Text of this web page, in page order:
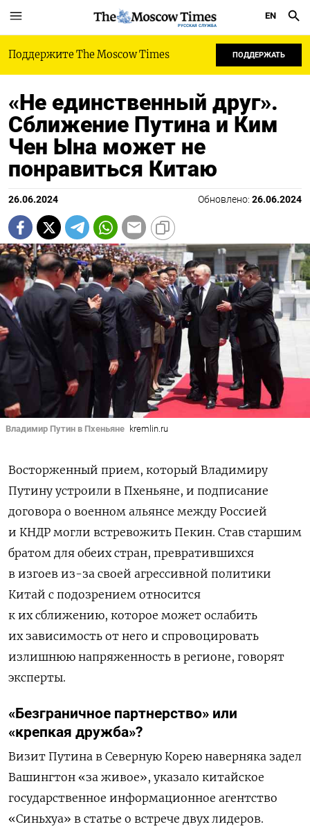
РУССКАЯ СЛУЖБА
EN
Поддержите The Moscow Times ПОДДЕРЖАТЬ
«Не единственный друг».
Сближение Путина и Ким
Чен Ына может не
понравиться Китаю
26.06.2024 Обновлено: 26.06.2024
Владимир Путин в Пхеньяне kremlin.ru
Восторженный прием, который Владимиру
Путину устроили в Пхеньяне, и подписание
договора о военном альянсе между Россией
и КНДР могли встревожить Пекин. Став старшим
братом для обеих стран, превратившихся
в изгоев из-за своей агрессивной политики
Китай с подозрением относится
к их сближению, которое может ослабить
их зависимость от него и спровоцировать
излишнюю напряженность в регионе, говорят
эксперты.
«Безграничное партнерство» или
«крепкая дружба»?
Визит Путина в Северную Корею наверняка задел
Вашингтон «за живое», указало китайское
государственное информационное агентство
«Синьхуа» в статье о встрече двух лидеров.